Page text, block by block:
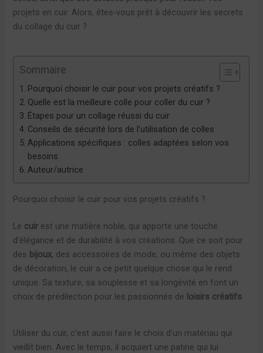
projets en cuir. Alors, êtes-vous prêt à découvrir les secrets
du collage du cuir ?
Sommaire
Pourquoi choisir le cuir pour vos projets créatifs ?
Quelle est la meilleure colle pour coller du cuir ?
Étapes pour un collage réussi du cuir
Conseils de sécurité lors de l’utilisation de colles
Applications spécifiques : colles adaptées selon vos
besoins
Auteur/autrice
Pourquoi choisir le cuir pour vos projets créatifs ?
Le cuir est une matière noble, qui apporte une touche
d’élégance et de durabilité à vos créations. Que ce soit pour
des bijoux, des accessoires de mode, ou même des objets
de décoration, le cuir a ce petit quelque chose qui le rend
unique. Sa texture, sa souplesse et sa longévité en font un
choix de prédilection pour les passionnés de loisirs créatifs.
Utiliser du cuir, c’est aussi faire le choix d’un matériau qui
vieillit bien. Avec le temps, il acquiert une patine qui lui